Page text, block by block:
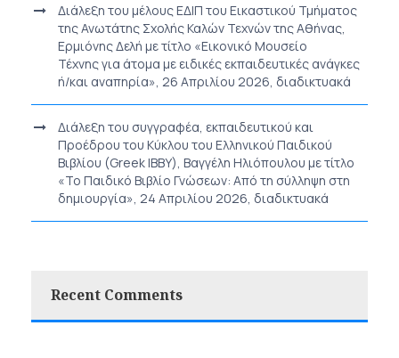
Διάλεξη του μέλους ΕΔΙΠ του Εικαστικού Τμήματος
της Ανωτάτης Σχολής Καλών Τεχνών της Αθήνας,
Ερμιόνης Δελή με τίτλο «Εικονικό Μουσείο
Τέχνης για άτομα με ειδικές εκπαιδευτικές ανάγκες
ή/και αναπηρία», 26 Απριλίου 2026, διαδικτυακά
Διάλεξη του συγγραφέα, εκπαιδευτικού και
Προέδρου του Κύκλου του Ελληνικού Παιδικού
Βιβλίου (Greek IBBY), Βαγγέλη Ηλιόπουλου με τίτλο
«Το Παιδικό Βιβλίο Γνώσεων: Από τη σύλληψη στη
δημιουργία», 24 Απριλίου 2026, διαδικτυακά
Recent Comments